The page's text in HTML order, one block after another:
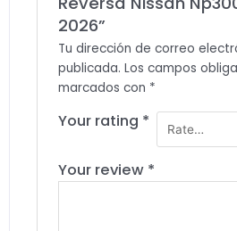
2026”
Tu dirección de correo
publicada. Los campos
marcados con *
Your rating *
Your review *